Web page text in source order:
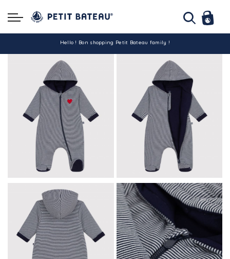
Hello ! Bon shopping Petit Bateau family !
La livraison est assurée partout en Tunisie !
-10% pour tout paiement par carte bancaire (hors promo)